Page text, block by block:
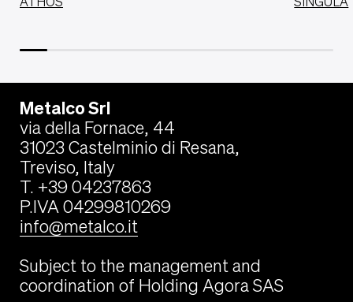
Metalco Srl
via della Fornace, 44
31023 Castelminio di Resana,
Treviso, Italy
T. +39 04237863
P.IVA 04299810269
info@metalco.it
Subject to the management and
coordination of Holding Agora SAS